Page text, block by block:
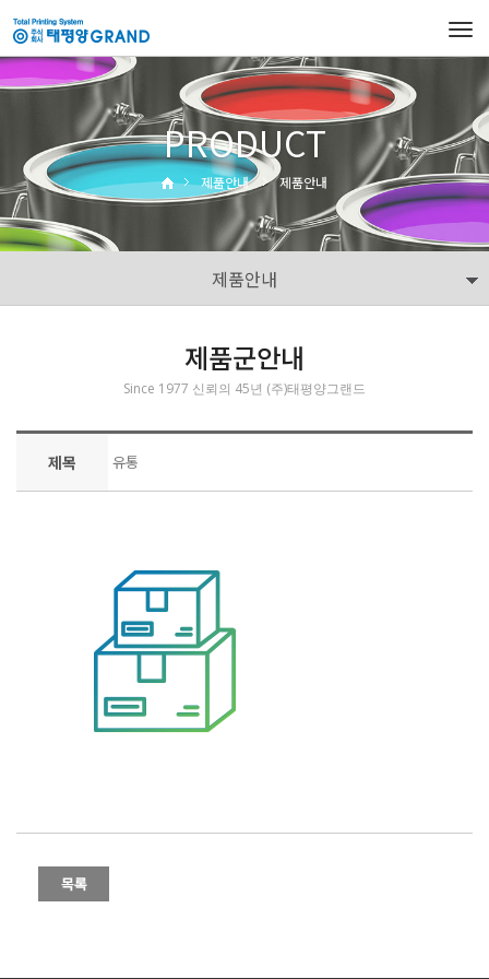
PRODUCT
제품안내 제품안내
제품안내
제품군안내
Since 1977 신뢰의 45년 (주)태평양그랜드
제목 유통